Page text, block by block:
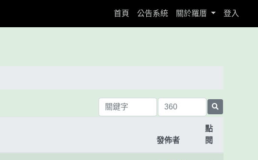
首頁 (current)
公告系統 關於羅厝 登入
發佈者
點
閱